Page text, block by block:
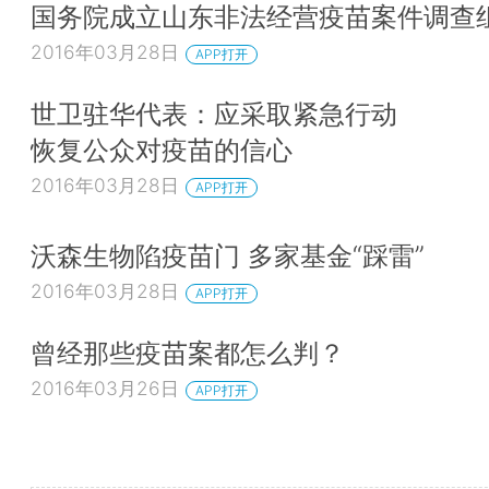
国务院成立山东非法经营疫苗案件调查
2016年03月28日 APP打开
世卫驻华代表：应采取紧急行动
恢复公众对疫苗的信心
2016年03月28日 APP打开
沃森生物陷疫苗门 多家基金“踩雷”
2016年03月28日 APP打开
曾经那些疫苗案都怎么判？
2016年03月26日 APP打开